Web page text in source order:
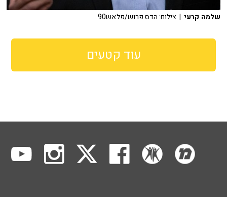
שלמה קרעי | צילום: הדס פרוש/פלאש90
עוד קטעים